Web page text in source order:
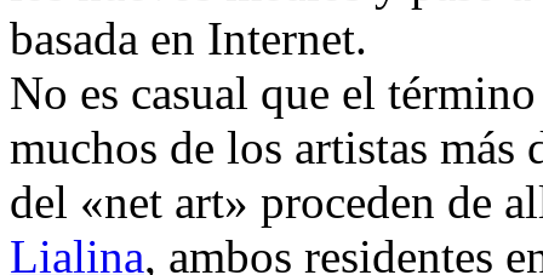
basada en Internet.
No es casual que el
muchos de los artistas más
del «net art» proceden de
Lialina, ambos residentes